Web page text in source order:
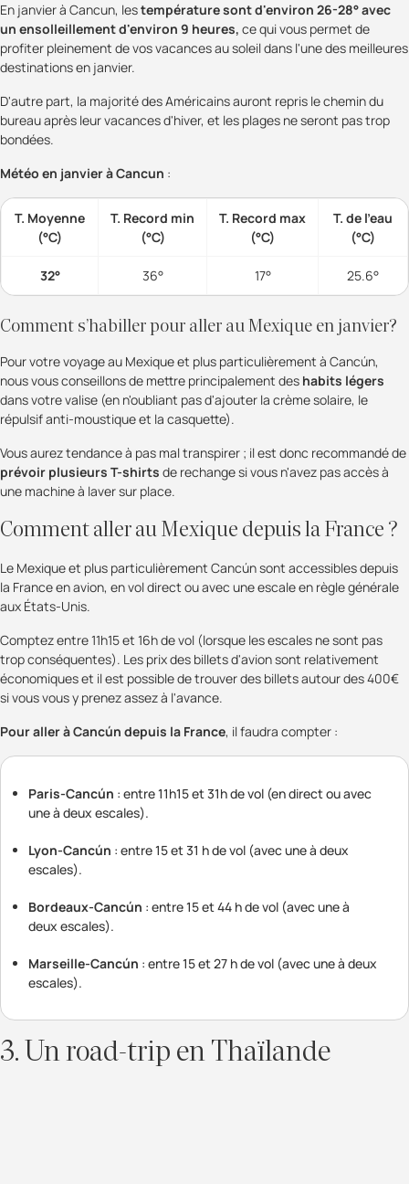
En janvier à Cancun, lestempérature sont d'environ 26-28° avec
un ensolleillement d'environ 9 heures, ce qui vous permet de
profiter pleinement de vos vacances au soleil dans l'une des meilleures
destinations en janvier.
D'autre part, la majorité des Américains auront repris le chemin du
bureau après leur vacances d'hiver, et les plages ne seront pas trop
bondées.
Météo en janvier à Cancun :
T. Moyenne
(°C)
T. Record min
(°C)
T. Record max
(°C)
T. de l'eau
(°C)
32° 36° 17° 25.6°
Comment s’habiller pour aller au Mexique en janvier?
Pour votre voyage au Mexique et plus particulièrement à Cancún,
nous vous conseillons de mettre principalement des habits légers
dans votre valise (en n'oubliant pas d'ajouter la crème solaire, le
répulsif anti-moustique et la casquette).
Vous aurez tendance à pas mal transpirer ; il est donc recommandé de
prévoir plusieurs T-shirts de rechange si vous n'avez pas accès à
une machine à laver sur place.
Comment aller au Mexique depuis la France ?
Le Mexique et plus particulièrement Cancún sont accessibles depuis
la France en avion, en vol direct ou avec une escale en règle générale
aux États-Unis.
Comptez entre 11h15 et 16h de vol (lorsque les escales ne sont pas
trop conséquentes). Les prix des billets d'avion sont relativement
économiques et il est possible de trouver des billets autour des 400€
si vous vous y prenez assez à l'avance.
Pour aller à Cancún depuis la France, il faudra compter :
Paris-Cancún : entre 11h15 et 31h de vol (en direct ou avec
une à deux escales).
Lyon-Cancún : entre 15 et 31 h de vol (avec une à deux
escales).
Bordeaux-Cancún : entre 15 et 44 h de vol (avec une à
deux escales).
Marseille-Cancún : entre 15 et 27 h de vol (avec une à deux
escales).
3. Un road-trip en Thaïlande